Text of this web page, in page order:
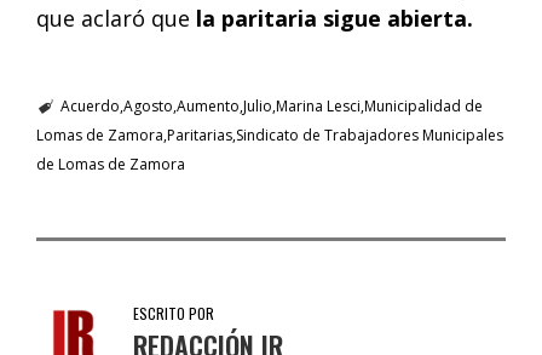
que aclaró que la paritaria sigue abierta.
Acuerdo Agosto Aumento Julio Marina Lesci Municipalidad de
Lomas de Zamora Paritarias Sindicato de Trabajadores Municipales
de Lomas de Zamora
ESCRITO POR
REDACCIÓN IR